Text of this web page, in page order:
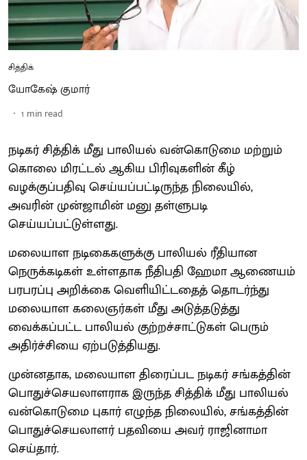
சித்திக்
யோகேஷ் குமார்
1 min read
நடிகர் சித்திக் மீது பாலியல் வன்கொடுமை மற்றும்
கொலை மிரட்டல் ஆகிய பிரிவுகளின் கீழ்
வழக்குப்பதிவு செய்யப்பட்டிருந்த நிலையில்,
அவரின் முன்ஜாமின் மனு தள்ளுபடி
செய்யப்பட்டுள்ளது.
மலையாள நடிகைகளுக்கு பாலியல் ரீதியான
நெருக்கடிகள் உள்ளதாக நீதிபதி ஹேமா ஆணையம்
பரபரப்பு அறிக்கை வெளியிட்டதைத் தொடர்ந்து
மலையாள கலைஞர்கள் மீது அடுத்தடுத்து
வைக்கப்பட்ட பாலியல் குற்றச்சாட்டுகள் பெரும்
அதிர்ச்சியை ஏற்படுத்தியது.
முன்னதாக, மலையாள திரைப்பட நடிகர் சங்கத்தின்
பொதுச்செயலாளராக இருந்த சித்திக் மீது பாலியல்
வன்கொடுமை புகார் எழுந்த நிலையில், சங்கத்தின்
பொதுச்செயலாளர் பதவியை அவர் ராஜினாமா
செய்தார்.